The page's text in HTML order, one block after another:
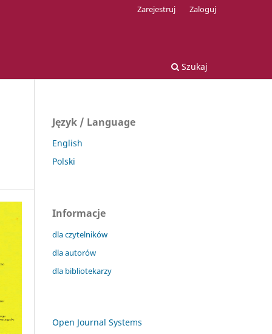
Szukaj
Zarejestruj Zaloguj
Język / Language
English
Polski
Informacje
dla czytelników
dla autorów
dla bibliotekarzy
Open Journal Systems